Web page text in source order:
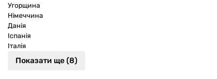
Угорщина
Німеччина
Данія
Іспанія
Італія
Показати ще (8)